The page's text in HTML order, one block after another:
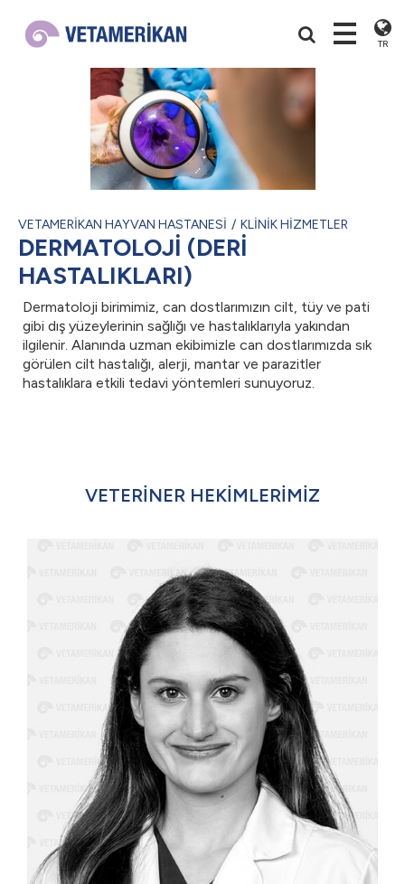
TR
VETAMERİKAN HAYVAN HASTANESİ KLİNİK HİZMETLER
DERMATOLOJİ (DERİ
HASTALIKLARI)
Dermatoloji birimimiz, can dostlarımızın cilt, tüy ve pati
gibi dış yüzeylerinin sağlığı ve hastalıklarıyla yakından
ilgilenir. Alanında uzman ekibimizle can dostlarımızda sık
görülen cilt hastalığı, alerji, mantar ve parazitler
hastalıklara etkili tedavi yöntemleri sunuyoruz.
VETERİNER HEKİMLERİMİZ